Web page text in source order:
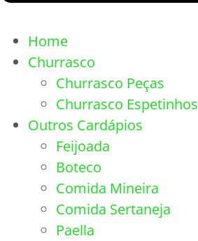
Home
Churrasco
Churrasco Peças
Churrasco Espetinhos
Outros Cardápios
Feijoada
Boteco
Comida Mineira
Comida Sertaneja
Paella